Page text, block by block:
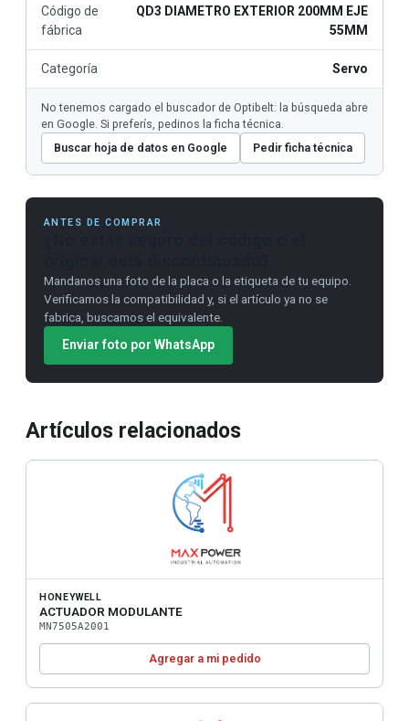
Código de
fábrica
QD3 DIAMETRO EXTERIOR 200MM EJE
55MM
Categoría Servo
No tenemos cargado el buscador de Optibelt: la búsqueda abre
en Google. Si preferís, pedinos la ficha técnica.
Buscar hoja de datos en Google
Pedir ficha técnica
ANTES DE COMPRAR
Mandanos una foto de la placa o la etiqueta de tu equipo.
Verificamos la compatibilidad y, si el artículo ya no se
fabrica, buscamos el equivalente.
Enviar foto por WhatsApp
Artículos relacionados
HONEYWELL
ACTUADOR MODULANTE
MN7505A2001
Agregar a mi pedido